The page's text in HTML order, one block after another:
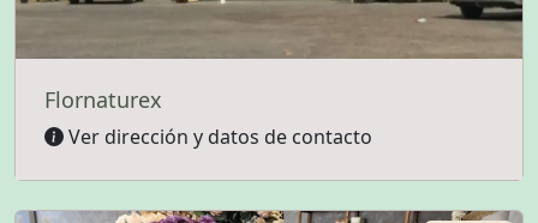
Flornaturex
Ver dirección y datos de contacto